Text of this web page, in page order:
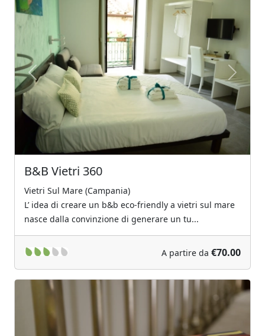
Previous Next
B&B Vietri 360
Vietri Sul Mare (Campania)
L’ idea di creare un b&b eco-friendly a vietri sul mare
nasce dalla convinzione di generare un tu...
A partire da €70.00